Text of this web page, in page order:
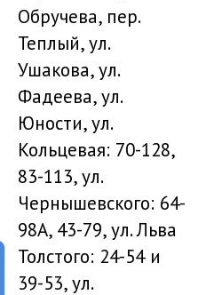
Обручева, пер.
Теплый, ул.
Ушакова, ул.
Фадеева, ул.
Юности, ул.
Кольцевая: 70-128,
83-113, ул.
Чернышевского: 64-
98А, 43-79, ул. Льва
Толстого: 24-54 и
39-53, ул.